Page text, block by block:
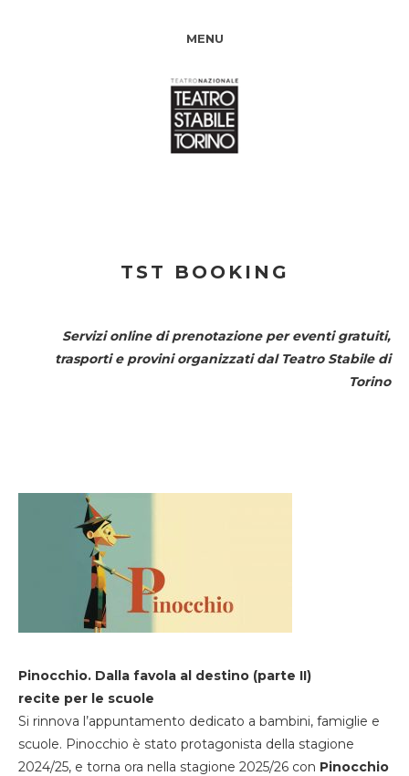
MENU
TST BOOKING
Servizi online di prenotazione per eventi gratuiti,
trasporti e provini organizzati dal Teatro Stabile di
Torino
Pinocchio. Dalla favola al destino (parte II)
recite per le scuole
Si rinnova l’appuntamento dedicato a bambini, famiglie e
scuole. Pinocchio è stato protagonista della stagione
2024/25, e torna ora nella stagione 2025/26 con Pinocchio